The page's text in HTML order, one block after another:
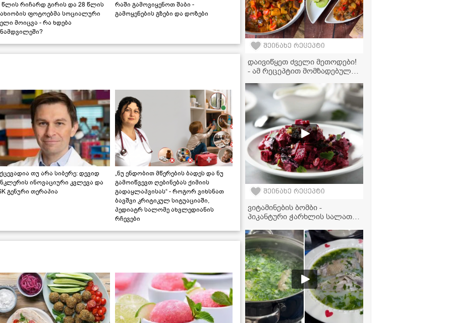
წლის რიჩარდ გირის და 28 წლის
ფოტოებმა სოციალური
მოიცვა - რა ხდება
რაში გამოვიყენოთ შაბი -
გამოყენების გზები და დოზები
თუ არა სიბერე: დევიდ
ინოვაციური კვლევა და
გენური თერაპია
„ნუ ენდობით მწერების ბადეს და ნუ
გამოიწვევთ ღებინებას ქიმიის
გადაყლაპვისას“ - როგორ ვიხსნათ
ბავშვი კრიტიკულ სიტუაციაში,
პედიატრ სალომე ახვლედიანის
რჩევები
შეინახე რეცეპტი
დაივიწყეთ ძველი მეთოდები!
- ამ რეცეპტით მომზადებული
წვნიანი და გემრიელი
გამოდის
შეინახე რეცეპტი
ვიტამინების ბომბი -
პიკანტური ჭარხლის სალათა